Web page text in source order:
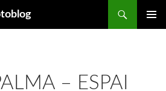
– ESPAI